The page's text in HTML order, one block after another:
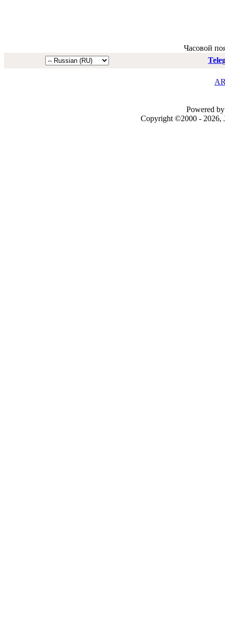
Часовой
Powered
Copyright ©2000 - 2026,